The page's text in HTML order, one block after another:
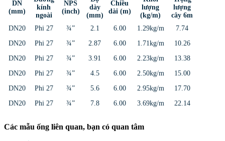
DN
(mm)
kính
ngoài
NPS
(inch)
dày
(mm)
Chiều
dài (m)
lượng
(kg/m)
lượng
cây 6m
DN20
Phi 27 ¾” 2.1 6.00 1.29kg/m
7.74
DN20
Phi 27 ¾” 2.87 6.00 1.71kg/m
10.26
DN20
Phi 27 ¾” 3.91 6.00 2.23kg/m
13.38
DN20
Phi 27 ¾” 4.5 6.00 2.50kg/m
15.00
DN20
Phi 27 ¾” 5.6 6.00 2.95kg/m
17.70
DN20
Phi 27 ¾” 7.8 6.00 3.69kg/m 22.14
Các mẫu ống liên quan, bạn có quan tâm